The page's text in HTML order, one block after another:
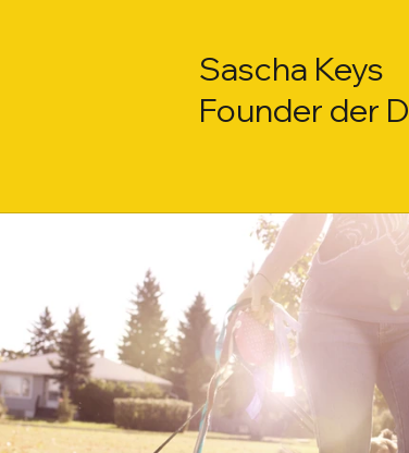
Sascha Keys
Founder der